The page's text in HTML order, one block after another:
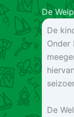
De
De
Onder
De